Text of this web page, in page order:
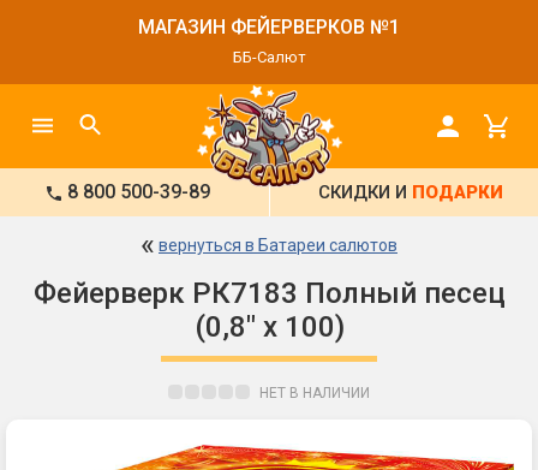
МАГАЗИН ФЕЙЕРВЕРКОВ №1
ББ-Салют
8 800 500-39-89 СКИДКИ И ПОДАРКИ
« вернуться в Батареи салютов
Фейерверк РК7183 Полный песец
(0,8" x 100)
НЕТ В НАЛИЧИИ